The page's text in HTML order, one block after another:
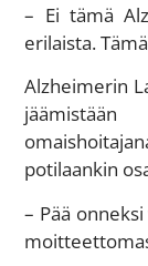
– Ei tämä
erilaista.
Alzheimerin
potilaankin
– Pää